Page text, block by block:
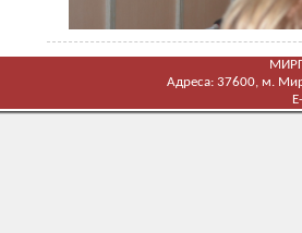
Адреса: 37600, м.